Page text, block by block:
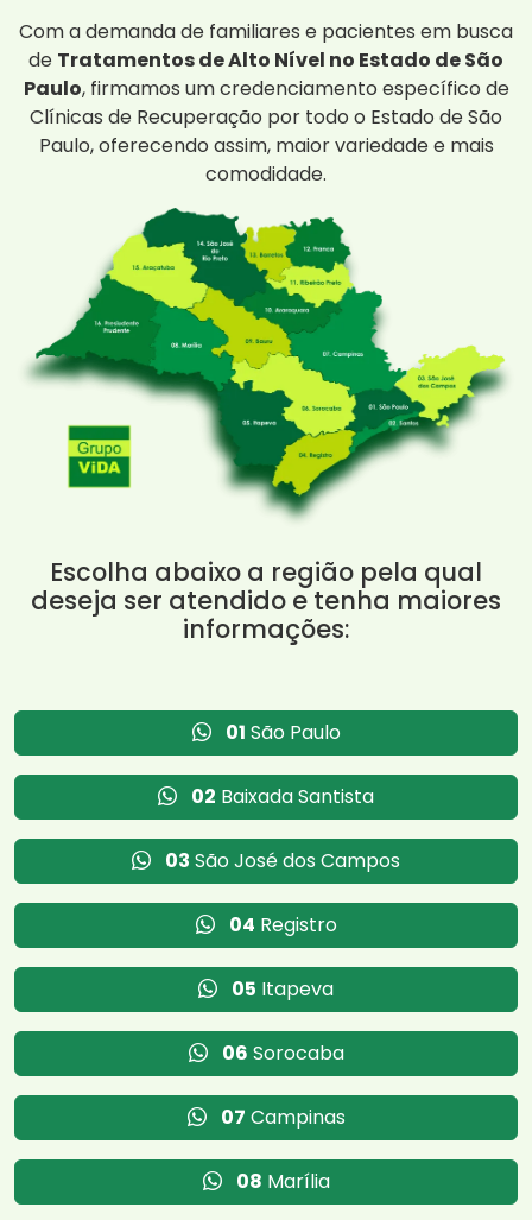
Com a demanda de familiares e pacientes em busca
de Tratamentos de Alto Nível no Estado de São
Paulo, firmamos um credenciamento específico de
Clínicas de Recuperação por todo o Estado de São
Paulo, oferecendo assim, maior variedade e mais
comodidade.
Escolha abaixo a região pela qual
deseja ser atendido e tenha maiores
informações:
01 São Paulo
02 Baixada Santista
03 São José dos Campos
04 Registro
05 Itapeva
06 Sorocaba
07 Campinas
08 Marília